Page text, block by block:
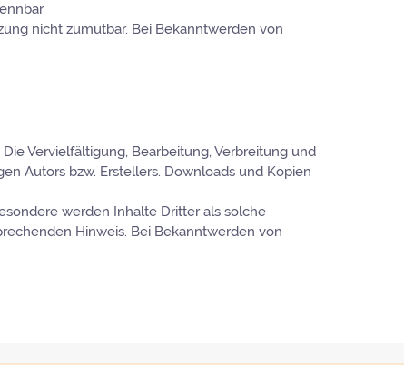
nicht zumutbar. Bei Bekanntwerden von
Vervielfältigung, Bearbeitung, Verbreitung und
Autors bzw. Erstellers. Downloads und Kopien
werden Inhalte Dritter als solche
Hinweis. Bei Bekanntwerden von